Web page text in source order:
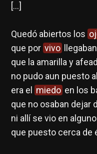
[…]
Quedó abiertos los
que por vivo
que la amarilla y
no pudo aun puesto
era el
miedo en los
que no osaban dejar
ni allí se vio en
que puesto cerca de